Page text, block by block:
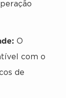
O
com o
de